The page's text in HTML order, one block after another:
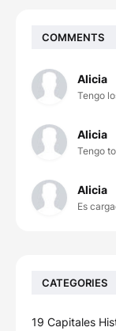
COMMENTS
Alicia
Tengo
Alicia
Tengo
Alicia
Es
CATEGORIES
19 Capitales